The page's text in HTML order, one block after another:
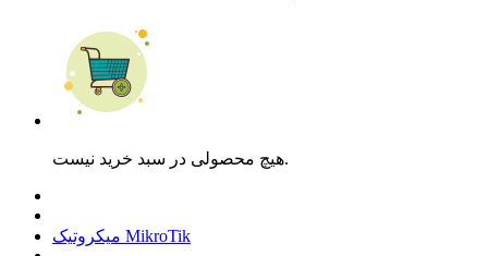
هیچ محصولی در سبد خرید نیست.
میکروتیک MikroTik